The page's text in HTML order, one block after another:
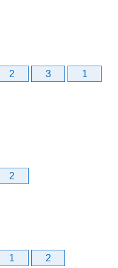
2 3
1
2
1 2